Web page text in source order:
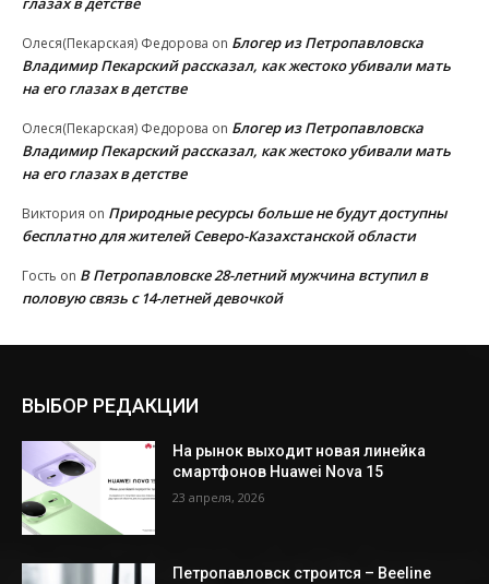
Олеся(Пекарская) Федорова on Блогер из Петропавловска
Владимир Пекарский рассказал, как жестоко убивали мать
на его глазах в детстве
Олеся(Пекарская) Федорова on Блогер из Петропавловска
Владимир Пекарский рассказал, как жестоко убивали мать
на его глазах в детстве
Виктория on Природные ресурсы больше не будут доступны
бесплатно для жителей Северо-Казахстанской области
Гость on В Петропавловске 28-летний мужчина вступил в
половую связь с 14-летней девочкой
ВЫБОР РЕДАКЦИИ
На рынок выходит новая линейка
смартфонов Huawei Nova 15
23 апреля, 2026
Петропавловск строится – Beeline